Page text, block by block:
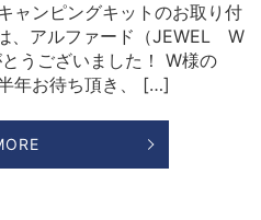
ャンピングキットのお取り付
、アルファード（JEWEL W
うございました！ W様の
年お待ち頂き、 […]